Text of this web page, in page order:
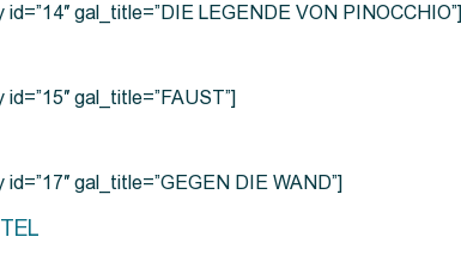
gal_title=”DIE LEGENDE VON PINOCCHIO”]
gal_title=”FAUST”]
gal_title=”GEGEN DIE WAND”]